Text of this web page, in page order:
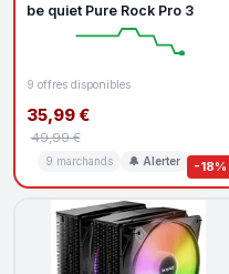
-18%
be quiet Pure Rock Pro 3
9 offres disponibles
35,99 €
49,99 €
9 marchands 🔔 Alerter